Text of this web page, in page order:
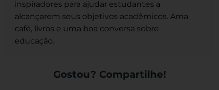
inspiradores para ajudar estudantes a
alcançarem seus objetivos acadêmicos. Ama
café, livros e uma boa conversa sobre
educação.
Gostou? Compartilhe!